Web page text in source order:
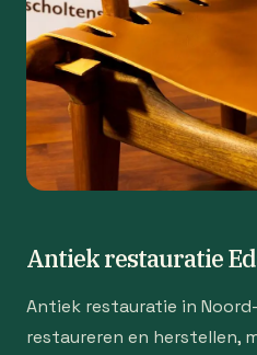
Antiek restauratie
Antiek restauratie in
restaureren en herstellen,